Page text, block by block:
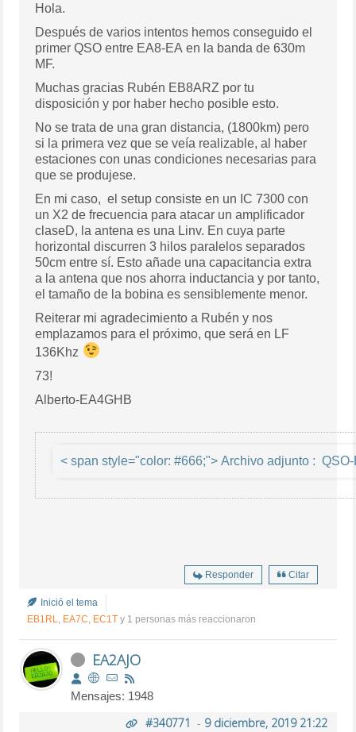
Hola.
Después de varios intentos hemos conseguido el
primer QSO entre EA8-EA en la banda de 630m
MF.
Muchas gracias Rubén EB8ARZ por tu
disposición y por haber hecho posible esto.
No se trata de una gran distancia, (1800km) pero
si la primera vez que se veía realizable, al haber
estaciones con unas condiciones necesarias para
que se produjese.
En mi caso, el setup consiste en un IC 7300 con
un X2 de frecuencia para atacar un amplificador
claseD, la antena es una Linv. En cuya parte
horizontal discurren 3 hilos paralelos separados
50cm entre sí. Esto añade una capacitancia extra
a la antena que nos ahorra inductancia y por tanto,
el tamaño de la bobina es sensiblemente menor.
Reiterar mi agradecimiento a Rubén y nos
emplazamos para el próximo, que será en LF
136Khz
73!
Alberto-EA4GHB
< span
Responder Citar
Inició el tema
EB1RL, EA7C, EC1T y 1 personas más reaccionaron
EA2AJO
Mensajes: 1948
#340771 - 9 diciembre, 2019 21:22